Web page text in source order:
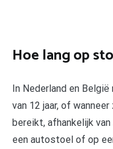
Hoe lang op
In Nederland en
van 12 jaar, of
bereikt, afhankelijk
een autostoel of op